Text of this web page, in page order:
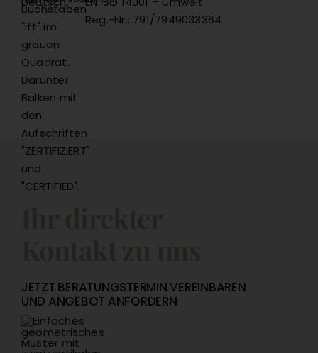
Reg.-Nr.: 791/7949033364
JETZT BERATUNGSTERMIN VEREINBAREN
UND ANGEBOT ANFORDERN